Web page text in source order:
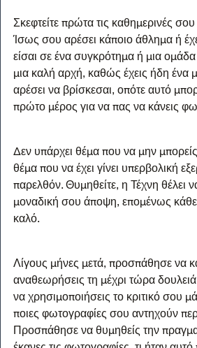
Σκεφτείτε πρώτα τις καθημερινές
Ίσως σου αρέσει κάποιο άθλημα ή
είσαι σε ένα συγκρότημα ή μια
μια καλή αρχή, καθώς έχεις ήδη ένα
αρέσει να βρίσκεσαι, οπότε αυτό
πρώτο μέρος για να πας να κάνεις
Δεν υπάρχει θέμα που να μην
θέμα που να έχει γίνει υπερβολική
παρελθόν. Θυμηθείτε, η Τέχνη θέλει
μοναδική σου άποψη, επομένως κάθε
καλό.
Λίγους μήνες μετά, προσπάθησε να
αναθεωρήσεις τη μέχρι τώρα
να χρησιμοποιήσεις το κριτικό σου
ποιες φωτογραφίες σου αντηχούν
Προσπάθησε να θυμηθείς την